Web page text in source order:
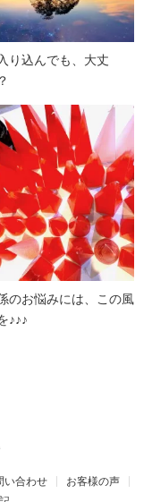
り込んでも、大丈
のお悩みには、この風
♪♪♪
い合わせ
お客様の声